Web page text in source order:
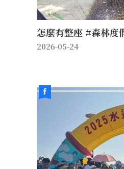
怎麼有整座 #森林度
2026-05-24